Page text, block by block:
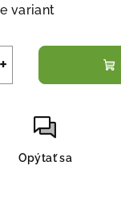
variant
+
Opýtať sa